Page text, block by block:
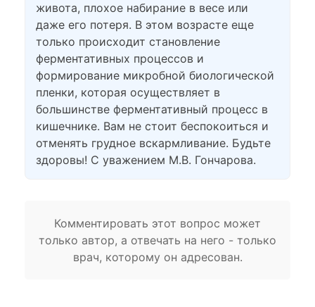
живота, плохое набирание в весе или
даже его потеря. В этом возрасте еще
только происходит становление
ферментативных процессов и
формирование микробной биологической
пленки, которая осуществляет в
большинстве ферментативный процесс в
кишечнике. Вам не стоит беспокоиться и
отменять грудное вскармливание. Будьте
здоровы! С уважением М.В. Гончарова.
Комментировать этот вопрос может
только автор, а отвечать на него - только
врач, которому он адресован.